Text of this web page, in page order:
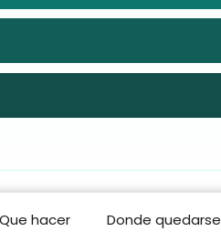
Que hacer Donde quedarse